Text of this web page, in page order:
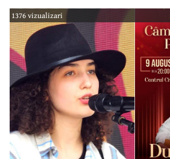
1376 vizualizari